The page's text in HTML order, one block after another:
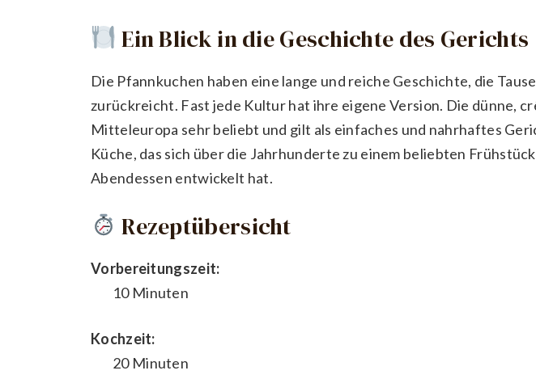
Ein Blick in die Geschichte des Gerichts
Die Pfannkuchen haben eine lange und reiche Geschichte, die
zurückreicht. Fast jede Kultur hat ihre eigene Version. Die dünne,
Mitteleuropa sehr beliebt und gilt als einfaches und nahrhaftes
Küche, das sich über die Jahrhunderte zu einem beliebten
Abendessen entwickelt hat.
Rezeptübersicht
Vorbereitungszeit:
10 Minuten
Kochzeit:
20 Minuten